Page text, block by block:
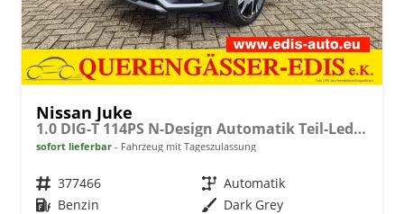
Nissan Juke
1.0 DIG-T 114PS N-Design Automatik Teil-Leder Klimaautomatik Sitzheizung Lenkradheizung PDC v+h Rückf.Kamera Navi 19"LM Bluetooth Touchscreen Apple CarPlay Android Auto
sofort lieferbar Fahrzeug mit Tageszulassung
Fahrzeugnr. 377466 Getriebe Automatik
Kraftstoff Benzin Außenfarbe Dark Grey